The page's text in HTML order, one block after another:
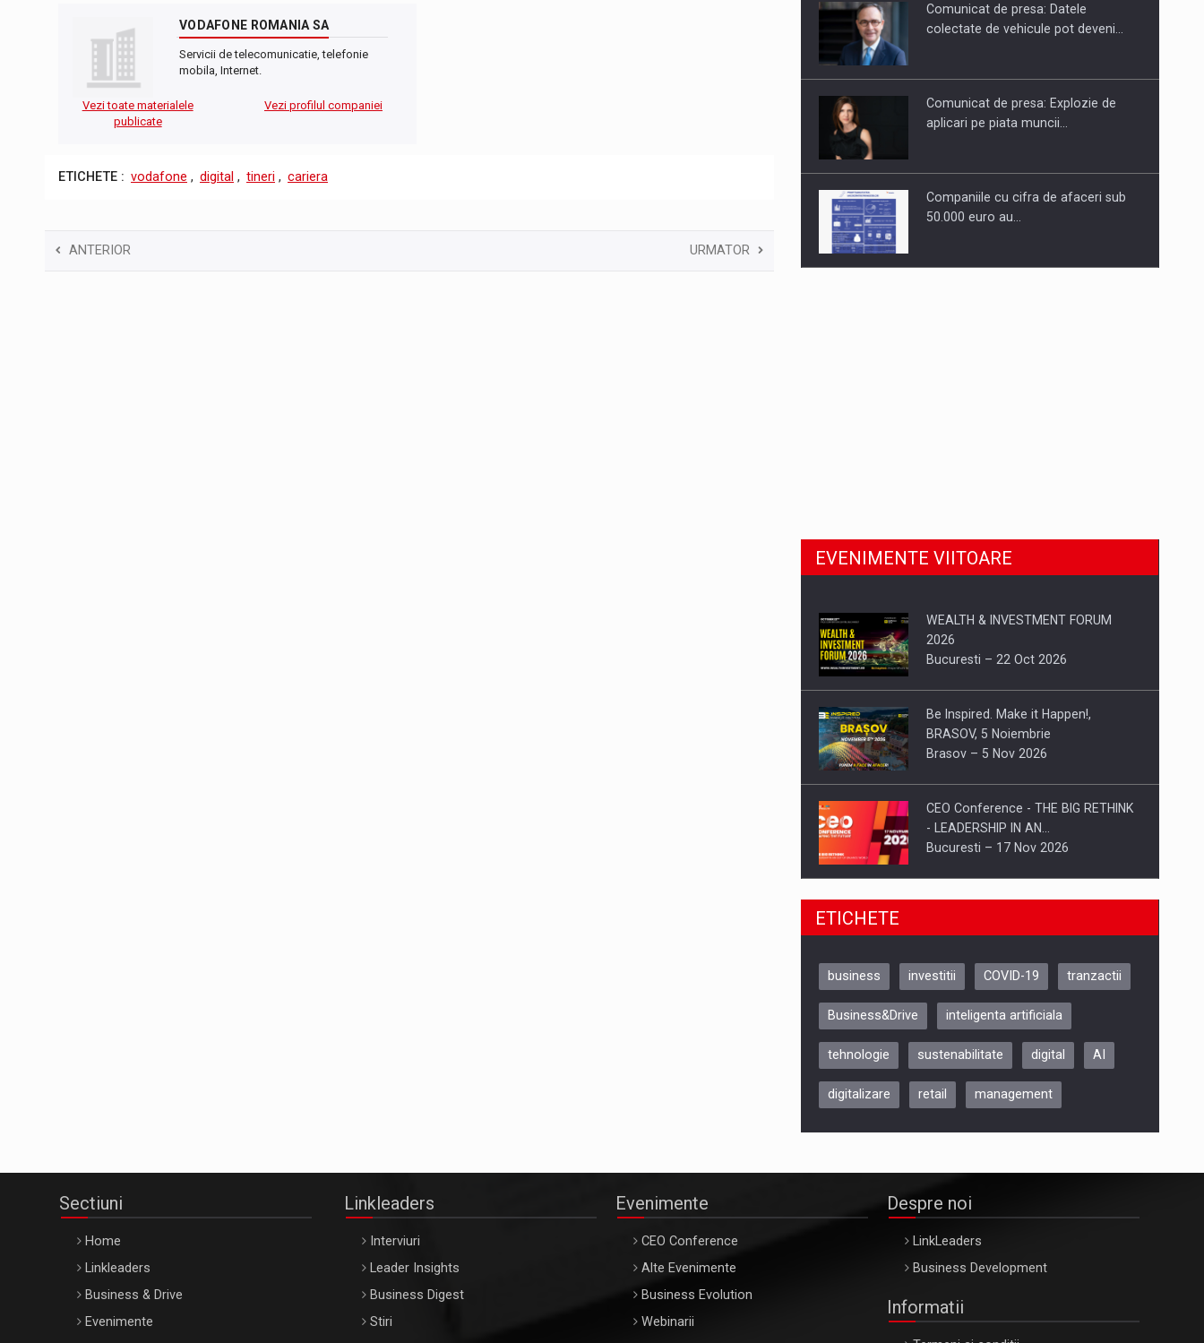
VODAFONE ROMANIA SA
Servicii de telecomunicatie, telefonie
mobila, Internet.
Vezi toate materialele
publicate
Vezi profilul companiei
ETICHETE : vodafone , digital , tineri , cariera
ANTERIOR URMATOR
PUTTING ROMANIAN CORPORATE
Comunicat de presa: Datele
colectate de vehicule pot deveni…
Comunicat de presa: Explozie de
aplicari pe piata muncii…
Companiile cu cifra de afaceri sub
50.000 euro au…
EVENIMENTE VIITOARE
WEALTH & INVESTMENT FORUM
2026
Bucuresti – 22 Oct 2026
Be Inspired. Make it Happen!,
BRASOV, 5 Noiembrie
Brasov – 5 Nov 2026
CEO Conference - THE BIG RETHINK
- LEADERSHIP IN AN…
Bucuresti – 17 Nov 2026
Be Inspired. Make it Happen!, CLUJ, 9
ARTEMIS LETO, ORADEA, 8
Oradea – 8 Oct 2026
ETICHETE
business investitii COVID-19 tranzactii
Business&Drive inteligenta artificiala
tehnologie sustenabilitate digital AI
digitalizare retail management
Sectiuni
Home
Linkleaders
Business & Drive
Evenimente
Linkleaders
Interviuri
Leader Insights
Business Digest
Stiri
Evenimente
CEO Conference
Alte Evenimente
Business Evolution
Webinarii
Despre noi
LinkLeaders
Business Development
Informatii